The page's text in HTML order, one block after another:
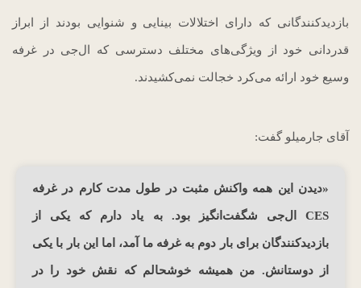
بازدیدکنندگانی که دارای اختلالات بینایی و شنوایی بودند از ابراز
قدردانی خود از ویژگی‌های مختلف دسترسی که ال‌جی در غرفه
وسیع خود ارائه می‌کرد خجالت نمی‌کشیدند.
آقای جارمیلو گفت:
«دیدن این همه واکنش مثبت در طول مدت کارم در غرفه
CES ال‌جی شگفت‌انگیز بود. به یاد دارم که یکی از
بازدیدکنندگان برای بار دوم به غرفه ما آمد، اما این بار با یکی
از دوستانش. من همیشه خوشحالم که نقش خود را در